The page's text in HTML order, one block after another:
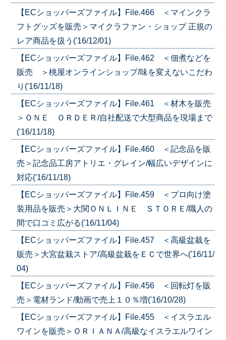
【ECショッパーズファイル】File.466 ＜マインクラ
フトグッズを販売＞マイクラファン・ショップ 正規の
レア商品を扱う('16/12/01)
【ECショッパーズファイル】File.462 ＜佃煮などを
販売 ＞桃屋オンラインショップ/味を変えないこだわ
り('16/11/18)
【ECショッパーズファイル】File.461 ＜材木を販売
＞ＯＮＥ ＯＲＤＥＲ/自社配送で大型商品を現場まで
('16/11/18)
【ECショッパーズファイル】File.460 ＜記念品を販
売＞記念品工房アトリエ・グレイン/幅広いデザインに
対応('16/11/18)
【ECショッパーズファイル】File.459 ＜プロ向け塗
装用品を販売＞大関ＯＮＬＩＮＥ ＳＴＯＲＥ/職人の
間で口コミ広がる('16/11/04)
【ECショッパーズファイル】File.457 ＜高級盆栽を
販売＞大宮盆栽ストア/高級盆栽をＥＣで世界へ('16/11/
04)
【ECショッパーズファイル】File.456 ＜回転灯を販
売＞電材ランド/動画で売上１０％増('16/10/28)
【ECショッパーズファイル】File.455 ＜イスラエル
ワインを販売＞ＯＲＩＡＮＡ/高級なイスラエルワイン